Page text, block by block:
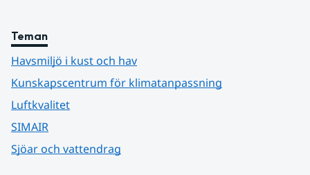
Teman
Havsmiljö i kust och hav
Kunskapscentrum för klimatanpassning
Luftkvalitet
SIMAIR
Sjöar och vattendrag